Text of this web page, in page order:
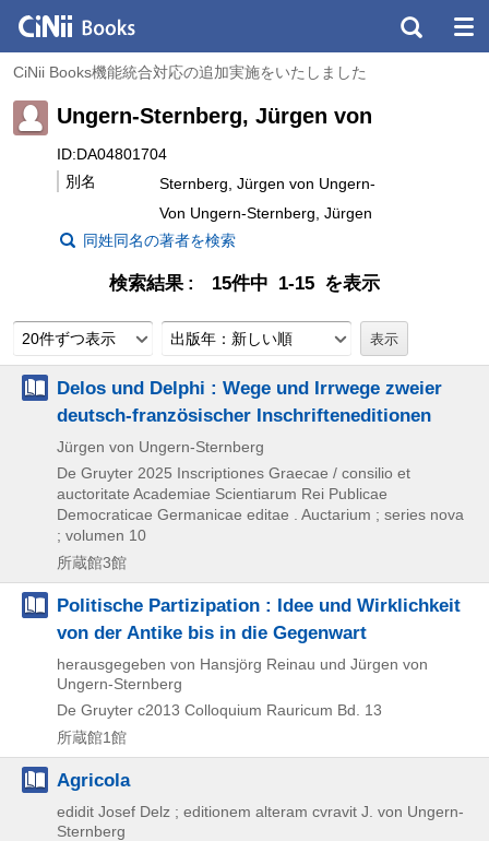
CiNii Books機能統合対応の追加実施をいたしました
Ungern-Sternberg, Jürgen von
ID:DA04801704
別名
Sternberg, Jürgen von Ungern-
Von Ungern-Sternberg, Jürgen
同姓同名の著者を検索
検索結果 15件中 1-15 を表示
20件ずつ表示 出版年：新しい順
Delos und Delphi : Wege und Irrwege zweier
deutsch-französischer Inschrifteneditionen
Jürgen von Ungern-Sternberg
De Gruyter 2025 Inscriptiones Graecae / consilio et
auctoritate Academiae Scientiarum Rei Publicae
Democraticae Germanicae editae . Auctarium ; series nova
; volumen 10
所蔵館3館
Politische Partizipation : Idee und Wirklichkeit
von der Antike bis in die Gegenwart
herausgegeben von Hansjörg Reinau und Jürgen von
Ungern-Sternberg
De Gruyter c2013 Colloquium Rauricum Bd. 13
所蔵館1館
Agricola
edidit Josef Delz ; editionem alteram cvravit J. von Ungern-
Sternberg